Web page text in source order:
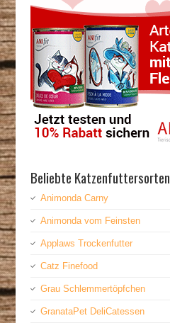
Beliebte Katzenfuttersorten
Animonda Carny
Animonda vom Feinsten
Applaws Trockenfutter
Catz Finefood
Grau Schlemmertöpfchen
GranataPet DeliCatessen